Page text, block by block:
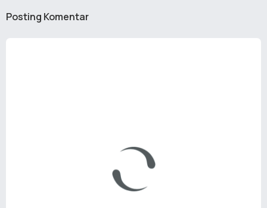
Posting Komentar